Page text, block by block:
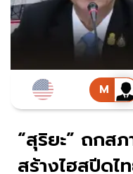
“สุริยะ” ถกส
สร้างไฮสปีดไ